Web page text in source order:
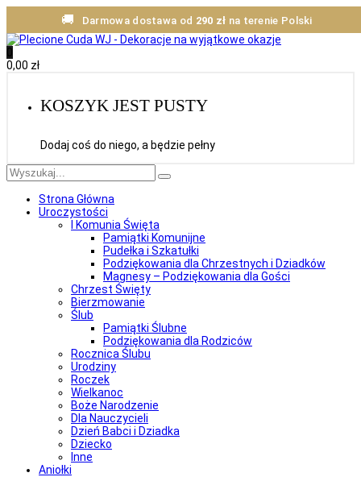
🚚 Darmowa dostawa od 290 zł na terenie Polski
0
0,00 zł
KOSZYK JEST PUSTY
Dodaj coś do niego, a będzie pełny
Strona Główna
Uroczystości
I Komunia Święta
Pamiątki Komunijne
Pudełka i Szkatułki
Podziękowania dla Chrzestnych i Dziadków
Magnesy – Podziękowania dla Gości
Chrzest Święty
Bierzmowanie
Ślub
Pamiątki Ślubne
Podziękowania dla Rodziców
Rocznica Ślubu
Urodziny
Roczek
Wielkanoc
Boże Narodzenie
Dla Nauczycieli
Dzień Babci i Dziadka
Dziecko
Inne
Aniołki